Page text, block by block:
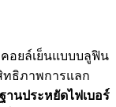
คอยล์เย็นแบบบลูฟิน
ทธิภาพการแลก
านประหยัดไฟเบอร์